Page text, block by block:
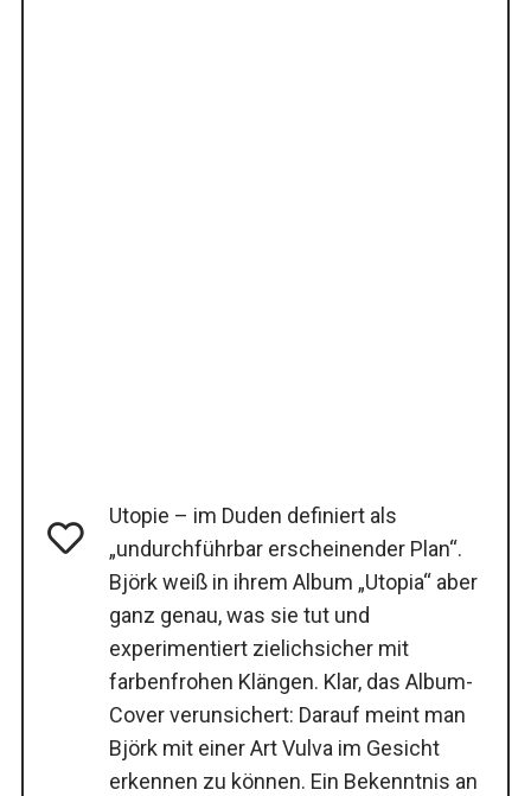
Utopie – im Duden definiert als
„undurchführbar erscheinender Plan“.
Björk weiß in ihrem Album „Utopia“ aber
ganz genau, was sie tut und
experimentiert zielichsicher mit
farbenfrohen Klängen. Klar, das Album-
Cover verunsichert: Darauf meint man
Björk mit einer Art Vulva im Gesicht
erkennen zu können. Ein Bekenntnis an